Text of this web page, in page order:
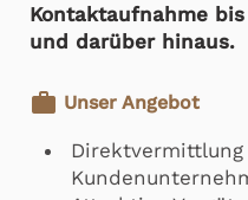
Kontaktaufnahme
und darüber hinaus.
work Unser Angebot